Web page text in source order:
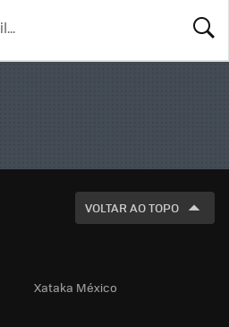
VOLTAR AO TOPO
Xataka México